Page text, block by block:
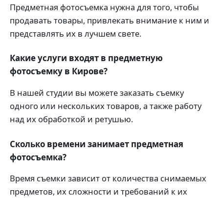
Предметная фотосъемка нужна для того, чтобы
продавать товары, привлекать внимание к ним и
представлять их в лучшем свете.
Какие услуги входят в предметную
фотосъемку в Кирове?
В нашей студии вы можете заказать съемку
одного или нескольких товаров, а также работу
над их обработкой и ретушью.
Сколько времени занимает предметная
фотосъемка?
Время съемки зависит от количества снимаемых
предметов, их сложности и требований к их